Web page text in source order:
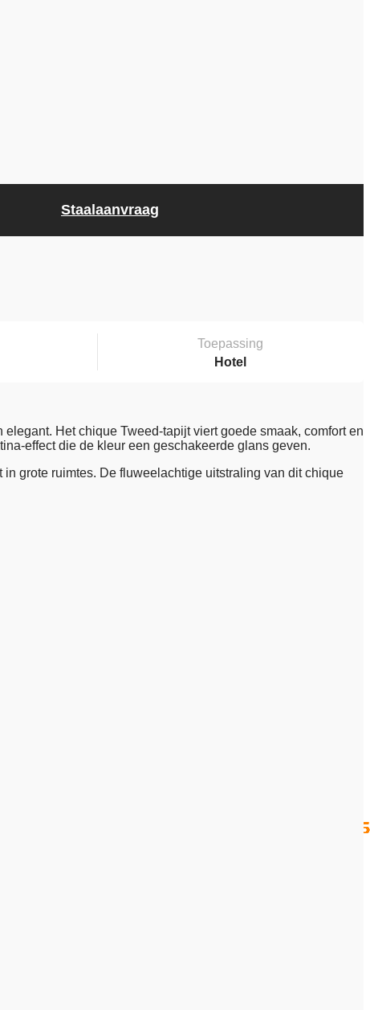
Staalaanvraag
Toepassing
Hotel
Het chique Tweed-tapijt viert goede smaak, comfort en
effect die de kleur een geschakeerde glans geven.
grote ruimtes. De fluweelachtige uitstraling van dit chique